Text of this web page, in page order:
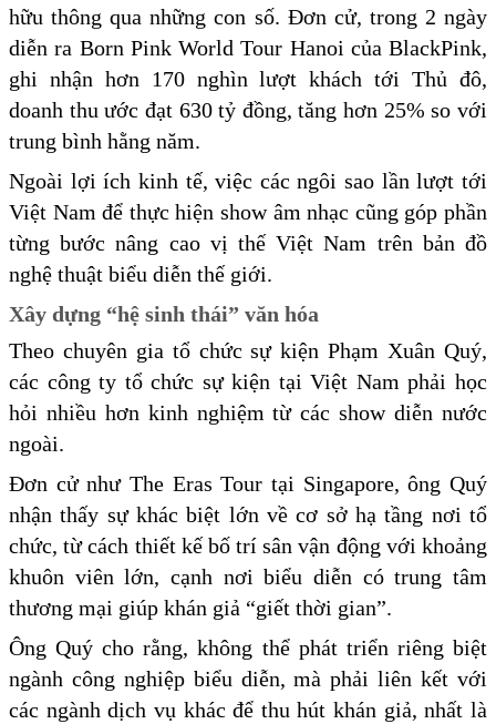
hữu thông qua những con số. Đơn cử, trong 2 ngày
diễn ra Born Pink World Tour Hanoi của BlackPink,
ghi nhận hơn 170 nghìn lượt khách tới Thủ đô,
doanh thu ước đạt 630 tỷ đồng, tăng hơn 25% so với
trung bình hằng năm.
Ngoài lợi ích kinh tế, việc các ngôi sao lần lượt tới
Việt Nam để thực hiện show âm nhạc cũng góp phần
từng bước nâng cao vị thế Việt Nam trên bản đồ
nghệ thuật biểu diễn thế giới.
Xây dựng “hệ sinh thái” văn hóa
Theo chuyên gia tổ chức sự kiện Phạm Xuân Quý,
các công ty tổ chức sự kiện tại Việt Nam phải học
hỏi nhiều hơn kinh nghiệm từ các show diễn nước
ngoài.
Đơn cử như The Eras Tour tại Singapore, ông Quý
nhận thấy sự khác biệt lớn về cơ sở hạ tầng nơi tổ
chức, từ cách thiết kế bố trí sân vận động với khoảng
khuôn viên lớn, cạnh nơi biểu diễn có trung tâm
thương mại giúp khán giả “giết thời gian”.
Ông Quý cho rằng, không thể phát triển riêng biệt
ngành công nghiệp biểu diễn, mà phải liên kết với
các ngành dịch vụ khác để thu hút khán giả, nhất là